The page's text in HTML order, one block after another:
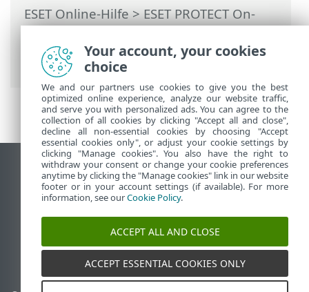
ESET Online-Hilfe>ESET PROTECT On-
Prem>Migrieren und erneut installieren
Migration von Server zu Server>
Erstinstallation - gleiche IP-Adresse
Desktop-Site anzeigen
End of Life
ESET Knowledgebase
ESET-Forum
ESET Status Portal
Regionaler Support
Your account, your cookies
choice
We and our partners use cookies to give you the best
optimized online experience, analyze our website traffic,
and serve you with personalized ads. You can agree to the
collection of all cookies by clicking "Accept all and close",
decline all non-essential cookies by choosing "Accept
essential cookies only", or adjust your cookie settings by
clicking "Manage cookies". You also have the right to
withdraw your consent or change your cookie preferences
anytime by clicking the "Manage cookies" link in our website
footer or in your account settings (if available). For more
information, see ourCookie Policy.
ACCEPT ALL AND CLOSE
ACCEPT ESSENTIAL COOKIES ONLY